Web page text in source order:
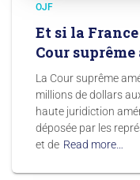
OJF
Et si la
Cour
La Cour suprême
millions de dollars
haute juridiction
déposée par les
et de Read more…